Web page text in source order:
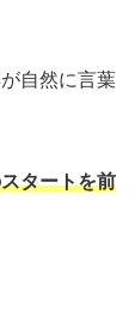
自然に言葉
タートを前